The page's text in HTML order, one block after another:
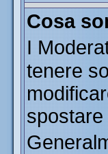
Cosa
I
tenere